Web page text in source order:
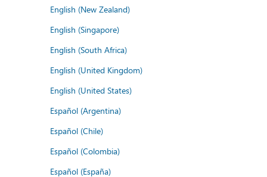
English (New Zealand)
English (Singapore)
English (South Africa)
English (United Kingdom)
English (United States)
Español (Argentina)
Español (Chile)
Español (Colombia)
Español (España)